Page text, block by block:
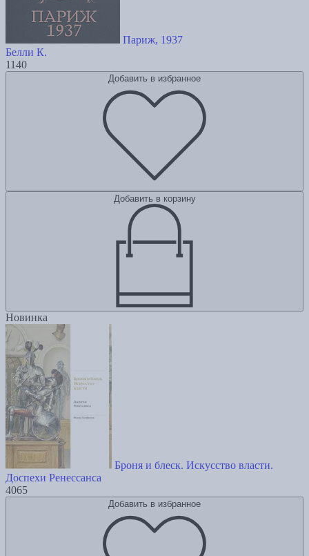
Париж, 1937
Белли К.
1140
Добавить в избранное
Добавить в корзину
Новинка
Броня и блеск. Искусство власти.
Доспехи Ренессанса
4065
Добавить в избранное